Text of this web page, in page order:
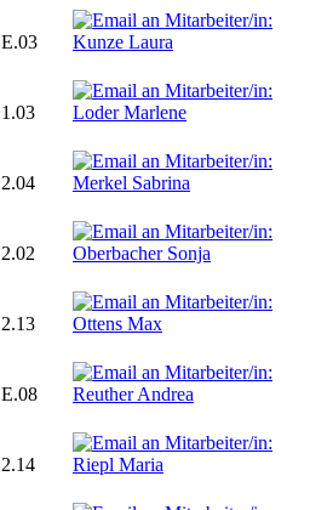
E.03
1.03
2.04
2.02
2.13
E.08
2.14